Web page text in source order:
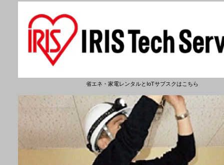
省エネ・家電レンタルとIoTサブスクはこちら